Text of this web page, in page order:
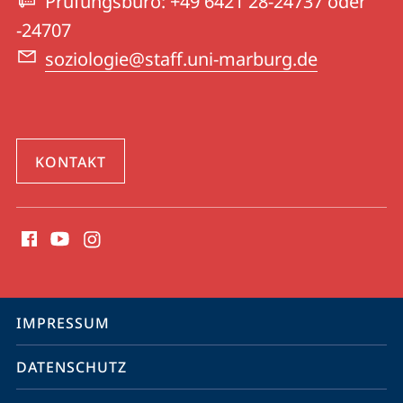
-24707
soziologie@staff.uni-marburg.de
KONTAKT
Media
Service-
Navigation
IMPRESSUM
DATENSCHUTZ